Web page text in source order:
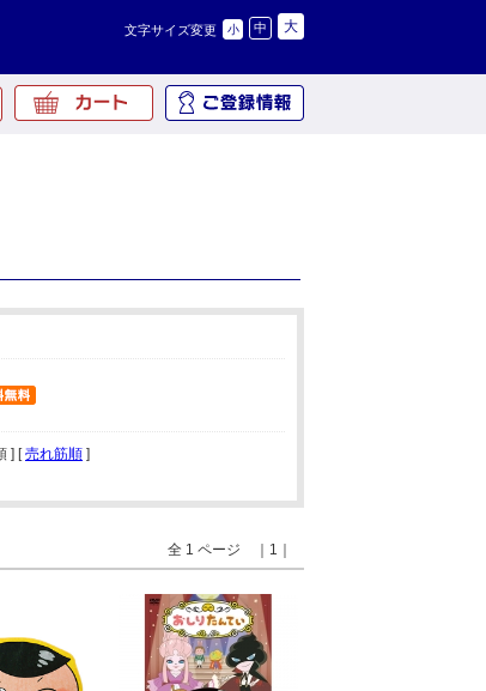
文字サイズ変更 小 中 大
] [売れ筋順 ]
全 1 ページ ｜1｜